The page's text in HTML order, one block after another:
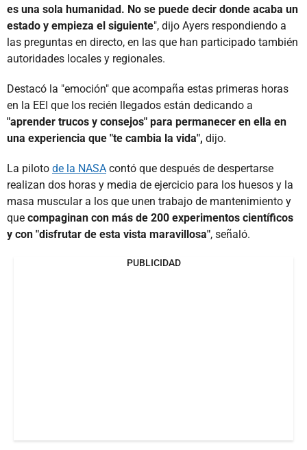
es una sola humanidad. No se puede decir donde acaba un
estado y empieza el siguiente", dijo Ayers respondiendo a
las preguntas en directo, en las que han participado también
autoridades locales y regionales.
Destacó la "emoción" que acompaña estas primeras horas
en la EEI que los recién llegados están dedicando a
"aprender trucos y consejos" para permanecer en ella en
una experiencia que "te cambia la vida", dijo.
La piloto de la NASA contó que después de despertarse
realizan dos horas y media de ejercicio para los huesos y la
masa muscular a los que unen trabajo de mantenimiento y
que compaginan con más de 200 experimentos científicos
y con "disfrutar de esta vista maravillosa", señaló.
PUBLICIDAD